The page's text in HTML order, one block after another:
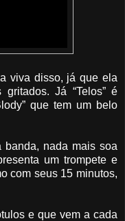
viva disso, já que ela
Já “Telos” é
que tem um belo
nada mais soa
um trompete e
com seus 15 minutos,
e que vem a cada